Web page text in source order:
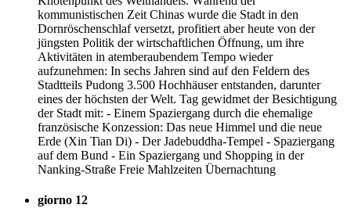
kommunistischen Zeit Chinas wurde die Stadt in den
Dornröschenschlaf versetzt, profitiert aber heute von der
jüngsten Politik der wirtschaftlichen Öffnung, um ihre
Aktivitäten in atemberaubendem Tempo wieder
aufzunehmen: In sechs Jahren sind auf den Feldern des
Stadtteils Pudong 3.500 Hochhäuser entstanden, darunter
eines der höchsten der Welt. Tag gewidmet der Besichtigung
der Stadt mit: - Einem Spaziergang durch die ehemalige
französische Konzession: Das neue Himmel und die neue
Erde (Xin Tian Di) - Der Jadebuddha-Tempel - Spaziergang
auf dem Bund - Ein Spaziergang und Shopping in der
Nanking-Straße Freie Mahlzeiten Übernachtung
giorno 12